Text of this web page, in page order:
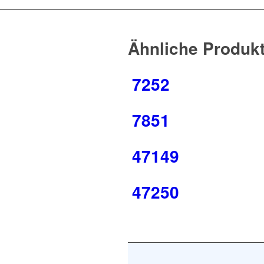
Ähnliche
7252
7851
47149
47250